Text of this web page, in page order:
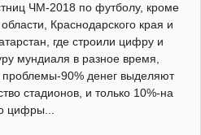
ЧМ-2018 по футболу, кроме
Краснодарского края и
где строили цифру и
мундиаля в разное время,
проблемы-90% денег выделяют
стадионов, и только 10%-на
цифры...